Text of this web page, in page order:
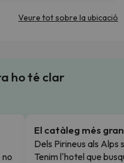
Veure tot sobre la ubicació
ho té clar
El catàleg més gran
Dels Pirineus als Alps
Tenim l'hotel que